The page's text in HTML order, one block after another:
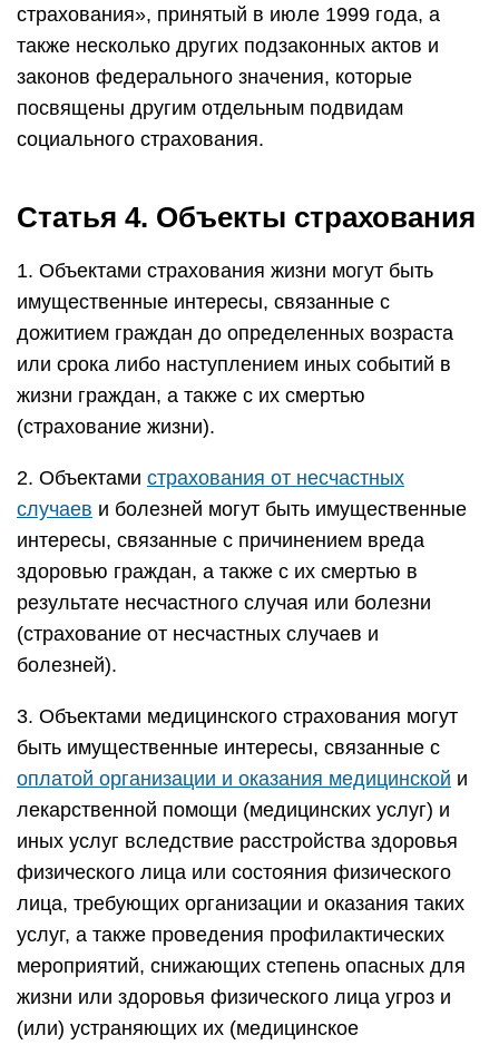
страхования», принятый в июле 1999 года, а
также несколько других подзаконных актов и
законов федерального значения, которые
посвящены другим отдельным подвидам
социального страхования.
Статья 4. Объекты страхования
1. Объектами страхования жизни могут быть
имущественные интересы, связанные с
дожитием граждан до определенных возраста
или срока либо наступлением иных событий в
жизни граждан, а также с их смертью
(страхование жизни).
2. Объектами страхования от несчастных
случаев и болезней могут быть имущественные
интересы, связанные с причинением вреда
здоровью граждан, а также с их смертью в
результате несчастного случая или болезни
(страхование от несчастных случаев и
болезней).
3. Объектами медицинского страхования могут
быть имущественные интересы, связанные с
оплатой организации и оказания медицинской и
лекарственной помощи (медицинских услуг) и
иных услуг вследствие расстройства здоровья
физического лица или состояния физического
лица, требующих организации и оказания таких
услуг, а также проведения профилактических
мероприятий, снижающих степень опасных для
жизни или здоровья физического лица угроз и
(или) устраняющих их (медицинское